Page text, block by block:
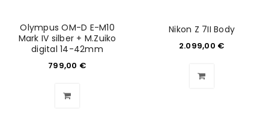
ANMELDEN
Olympus OM-D E-M10
Mark IV silber + M.Zuiko
digital 14-42mm
799,00 €
Nikon Z 7II Body
2.099,00 €